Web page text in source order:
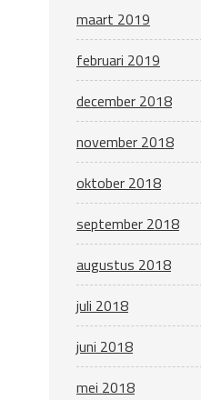
maart 2019
februari 2019
december 2018
november 2018
oktober 2018
september 2018
augustus 2018
juli 2018
juni 2018
mei 2018